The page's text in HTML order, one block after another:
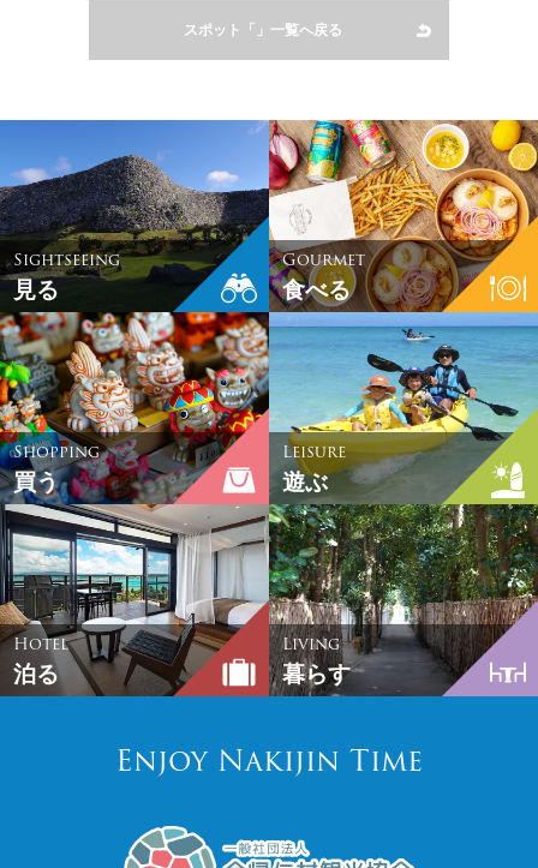
スポット「」一覧へ戻る
Sightseeing
見る
Gourmet
食べる
Shopping
買う
Leisure
遊ぶ
Hotel
泊る
Living
暮らす
Enjoy Nakijin Time